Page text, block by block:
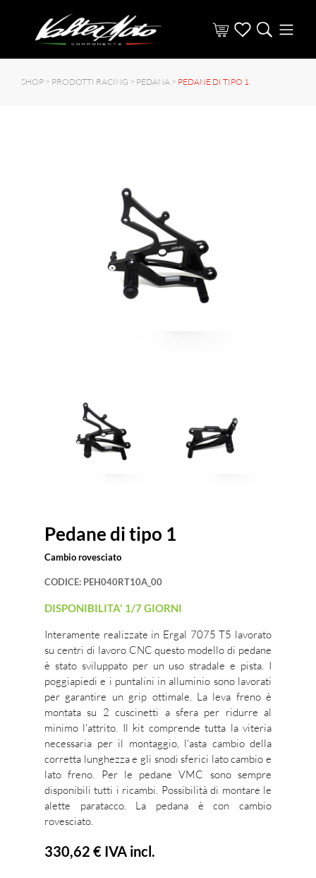
SHOP > PRODOTTI RACING > PEDANA > PEDANE DI TIPO 1
Pedane di tipo 1
Cambio rovesciato
CODICE: PEH040RT10A_00
DISPONIBILITA' 1/7 GIORNI
Interamente realizzate in Ergal 7075 T5 lavorato
su centri di lavoro CNC questo modello di pedane
è stato sviluppato per un uso stradale e pista. I
poggiapiedi e i puntalini in alluminio sono lavorati
per garantire un grip ottimale. La leva freno è
montata su 2 cuscinetti a sfera per ridurre al
minimo l'attrito. Il kit comprende tutta la viteria
necessaria per il montaggio, l'asta cambio della
corretta lunghezza e gli snodi sferici lato cambio e
lato freno. Per le pedane VMC sono sempre
disponibili tutti i ricambi. Possibilità di montare le
alette paratacco. La pedana è con cambio
rovesciato.
330,62 € IVA incl.